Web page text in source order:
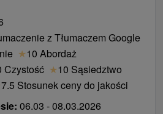
z Tłumaczem Google
★10 Abordaż
Czystość ★10 Sąsiedztwo
7.5 Stosunek ceny do jakości
06.03 - 08.03.2026